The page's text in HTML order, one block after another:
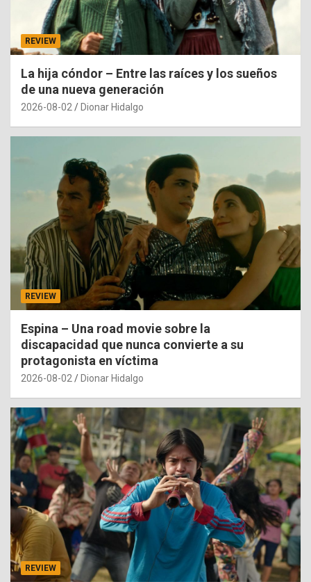
REVIEW
La hija cóndor – Entre las raíces y los sueños
de una nueva generación
2026-08-02 Dionar Hidalgo
REVIEW
Espina – Una road movie sobre la
discapacidad que nunca convierte a su
protagonista en víctima
2026-08-02 Dionar Hidalgo
REVIEW